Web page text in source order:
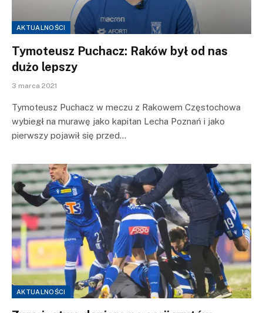
AKTUALNOŚCI
Tymoteusz Puchacz: Raków był od nas
dużo lepszy
3 marca 2021
Tymoteusz Puchacz w meczu z Rakowem Częstochowa
wybiegł na murawę jako kapitan Lecha Poznań i jako
pierwszy pojawił się przed…
AKTUALNOŚCI